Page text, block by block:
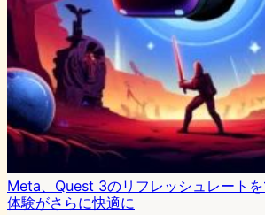
Meta、Quest 3のリフレッシュレート
体験がさらに快適に